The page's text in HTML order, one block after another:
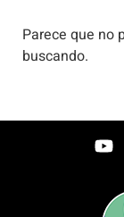
Parece que no
buscando.